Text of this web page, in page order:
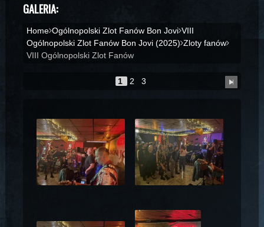
GALERIA:
Home Ogólnopolski Zlot Fanów Bon Jovi VIII
Ogólnopolski Zlot Fanów Bon Jovi (2025) Zloty fanów
VIII Ogólnopolski Zlot Fanów
1 2 3